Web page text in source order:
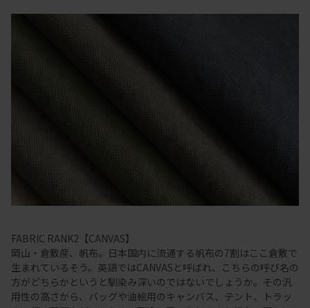
FABRIC RANK2【CANVAS】
岡山・倉敷産、帆布。日本国内に流通する帆布の7割はここ倉敷で
生まれているそう。英語ではCANVASと呼ばれ、こちらの呼び名の
方がどちらかというと馴染み深いのではないでしょうか。その汎
用性の高さから、バッグや油絵用のキャンバス、テント、トラッ